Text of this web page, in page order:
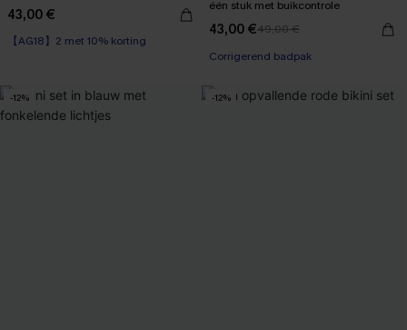
43,00 €
【AG18】2 met 10% korting
Naadloos
één stuk met buikcontrole
43,00 €49,00 €
Corrigerend badpak
-12% -12%